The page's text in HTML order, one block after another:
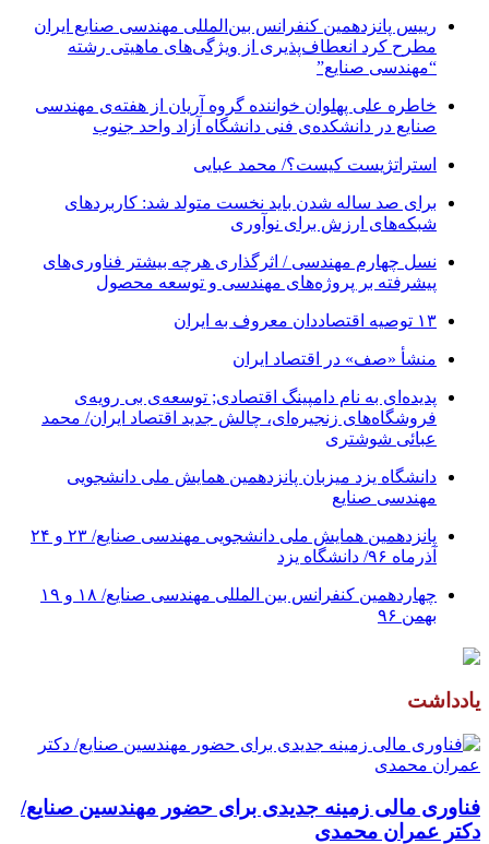
رییس پانزدهمین کنفرانس بین‌المللی مهندسی صنایع ایران
مطرح کرد انعطاف‌پذیری از ویژگی‌های ماهیتی رشته
“مهندسی صنایع”
خاطره علی پهلوان خواننده گروه آریان از هفته‌ی مهندسی
صنایع در دانشکده‌ی فنی دانشگاه آزاد واحد جنوب
استراتژیست کیست؟‬/ محمد عبایی
برای صد ساله شدن باید نخست متولد شد: کاربردهای
شبکه‌های ارزش برای نوآوری
نسل چهارم مهندسی / اثرگذاری هرچه بیشتر فناوری‌های
پیشرفته بر پروژه‌های مهندسی و توسعه محصول
۱۳ توصیه اقتصاددان معروف به ایران
منشأ «صف» در اقتصاد ایران
پدیده‌ای به نام دامپینگ اقتصادی; توسعه‌ی بی رویه‌ی
فروشگاه‌های زنجیره‌ای، چالش جدید اقتصاد ایران/ محمد
عبائی شوشتری
دانشگاه یزد میزبان پانزدهمین همایش ملی دانشجویی
مهندسی صنایع
پانزدهمین همایش ملی دانشجویی مهندسی صنایع/ ۲۳ و ۲۴
آذرماه ۹۶/ دانشگاه یزد
چهاردهمین کنفرانس بین المللی مهندسی صنایع/ ۱۸ و ۱۹
بهمن ۹۶
یادداشت
فناوری مالی زمینه جدیدی برای حضور مهندسین صنایع/
دکتر عمران محمدی